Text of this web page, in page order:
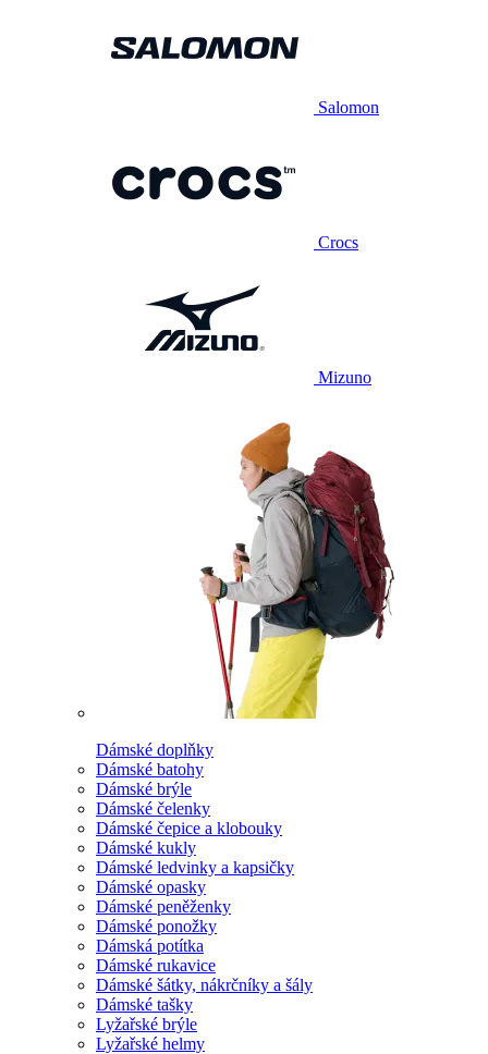
Salomon
Crocs
Mizuno
Dámské doplňky
Dámské batohy
Dámské brýle
Dámské čelenky
Dámské čepice a klobouky
Dámské kukly
Dámské ledvinky a kapsičky
Dámské opasky
Dámské peněženky
Dámské ponožky
Dámská potítka
Dámské rukavice
Dámské šátky, nákrčníky a šály
Dámské tašky
Lyžařské brýle
Lyžařské helmy